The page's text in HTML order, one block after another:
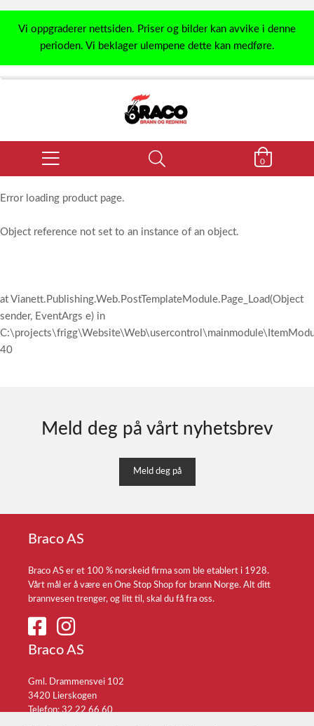
Vi oppgraderer nettsiden. Priser og bilder kan avvike i denne
perioden. Vi beklager ulempene dette kan medføre.
0
Error loading product page.
Object reference not set to an instance of an object.
at Vianett.Publishing.Web.PostTemplateModule.Page_Load(Object
sender, EventArgs e) in
40
Meld deg på vårt nyhetsbrev
Meld deg på
Braco AS
Braco AS er et 100 % norskeid firma som ble etablert i 1928.
Vårt mål er å være en One Stop Shop for brann Norge. Alt ditt
brannvesen trenger, og litt til, skal du få fra oss.
Braco AS
Gml. Drammensvei 102
3420 Lierskogen
Telefon: 32 22 66 60